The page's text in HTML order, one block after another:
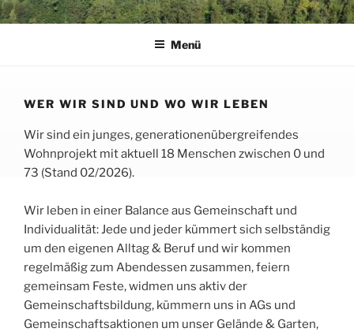
Zum
InhaltGEMEINSAM SEIN IN VORRA
Gemeinsam Sein in Vorra GmbH & Co. KG
Menü
WER WIR SIND UND WO WIR LEBEN
Wir sind ein junges, generationenübergreifendes
Wohnprojekt mit aktuell 18 Menschen zwischen 0 und
73 (Stand 02/2026).
Wir leben in einer Balance aus Gemeinschaft und
Individualität: Jede und jeder kümmert sich selbständig
um den eigenen Alltag & Beruf und wir kommen
regelmäßig zum Abendessen zusammen, feiern
gemeinsam Feste, widmen uns aktiv der
Gemeinschaftsbildung, kümmern uns in AGs und
Gemeinschaftsaktionen um unser Gelände & Garten,